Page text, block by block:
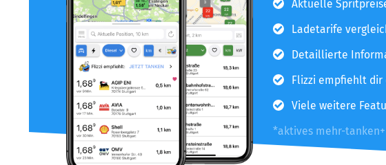
Aktuelle
Ladetarife
Detaillierte
Flizzi empfiehlt
Viele weitere
*aktives mehr-